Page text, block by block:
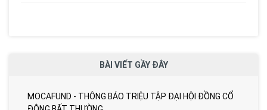
BÀI VIẾT GẦY ĐÂY
MOCAFUND - THÔNG BÁO TRIỆU TẬP ĐẠI HỘI ĐỒNG CỔ